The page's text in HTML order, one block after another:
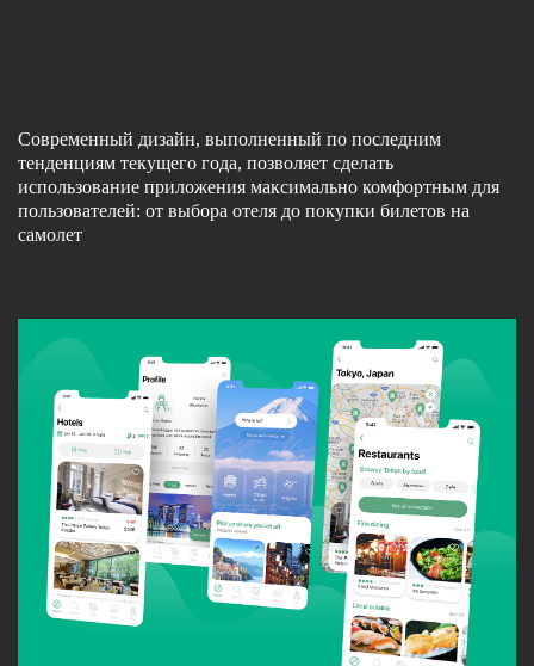
Современный дизайн, выполненный по последним
тенденциям текущего года, позволяет сделать
использование приложения максимально комфортным для
пользователей: от выбора отеля до покупки билетов на
самолет